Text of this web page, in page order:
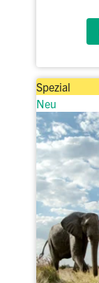
Spezial
Neu